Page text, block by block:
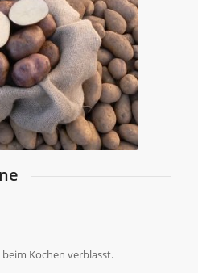
Kochen verblasst.